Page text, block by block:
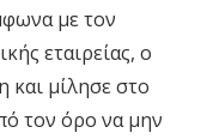
με τον
εταιρείας, ο
και μίλησε στο
τον όρο να μην